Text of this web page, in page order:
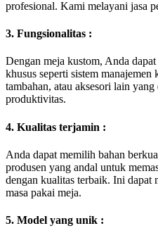
profesional. Kami melayani jasa
3. Fungsionalitas :
Dengan meja kustom, Anda
khusus seperti sistem
tambahan, atau aksesori lain
produktivitas.
4. Kualitas terjamin :
Anda dapat memilih bahan
produsen yang andal untuk
dengan kualitas terbaik. Ini dapat
masa pakai meja.
5. Model yang unik :